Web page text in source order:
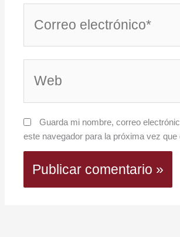
electrónico*
Guarda mi nombre, correo
este navegador para la próxima vez que